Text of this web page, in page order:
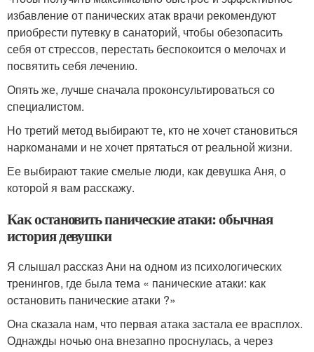
избавление от панических атак врачи рекомендуют
приобрести путевку в санаторий, чтобы обезопасить
себя от стрессов, перестать беспокоится о мелочах и
посвятить себя лечению.
Опять же, лучше сначала проконсультироваться со
специалистом.
Но третий метод выбирают те, кто не хочет становиться
наркоманами и не хочет прятаться от реальной жизни.
Ее выбирают такие смелые люди, как девушка Аня, о
которой я вам расскажу.
Как остановить панические атаки: обычная
история девушки
Я слышал рассказ Ани на одном из психологических
тренингов, где была тема « панические атаки: как
остановить панические атаки ?»
Она сказала нам, что первая атака застала ее врасплох.
Однажды ночью она внезапно проснулась, а через